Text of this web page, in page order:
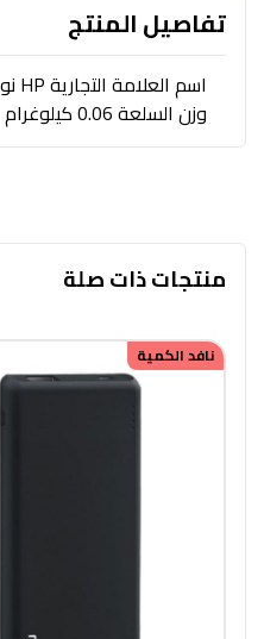
تفاصيل المنتج
وزن السلعة 0.06 كيلوغرام
منتجات ذات صلة
نافد الكمية